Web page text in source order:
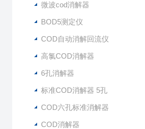
微波cod消解器
BOD5测定仪
COD自动消解回流仪
高氯COD消解器
6孔消解器
标准COD消解器 5孔
COD六孔标准消解器
COD消解器